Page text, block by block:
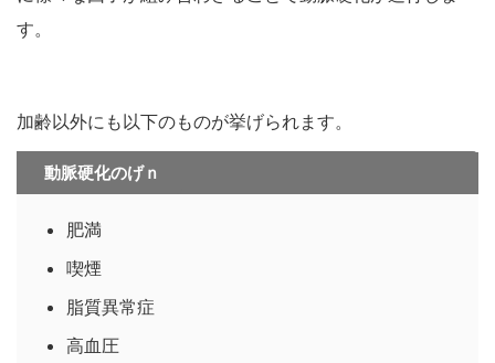
す。
加齢以外にも以下のものが挙げられます。
動脈硬化のげｎ
肥満
喫煙
脂質異常症
高血圧